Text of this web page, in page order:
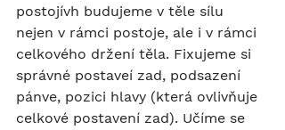
postojívh budujeme v těle sílu
nejen v rámci postoje, ale i v rámci
celkového držení těla. Fixujeme si
správné postaveí zad, podsazení
pánve, pozici hlavy (která ovlivňuje
celkové postavení zad). Učíme se